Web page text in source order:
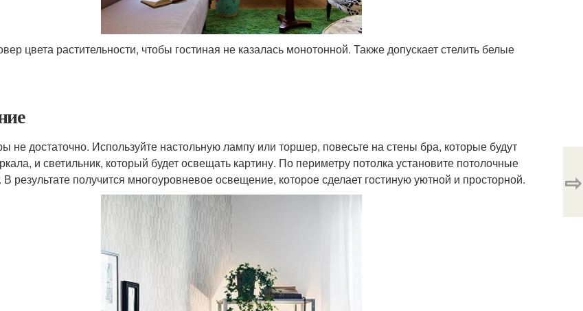
цвета растительности, чтобы гостиная не казалась монотонной. Также допускает стелить белые
не достаточно. Используйте настольную лампу или торшер, повесьте на стены бра, которые будут
и светильник, который будет освещать картину. По периметру потолка установите потолочные
результате получится многоуровневое освещение, которое сделает гостиную уютной и просторной.
⇨